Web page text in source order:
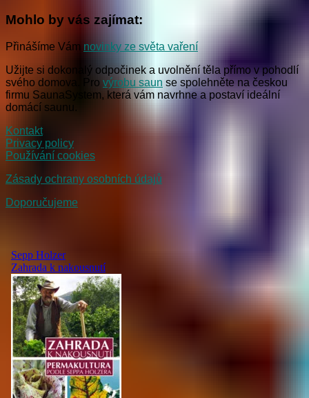
Mohlo by vás zajímat:
Přinášíme Vám novinky ze světa vaření
Užijte si dokonalý odpočinek a uvolnění těla přímo v pohodlí
svého domova. Pro výrobu saun se spolehněte na českou
firmu SaunaSystem, která vám navrhne a postaví ideální
domácí saunu.
Kontakt
Privacy policy
Používání cookies
Zásady ochrany osobních údajů
Doporučujeme